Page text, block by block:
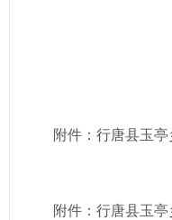
附件： 行唐县玉
附件： 行唐县玉